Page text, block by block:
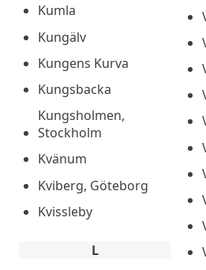
Kumla
Kungälv
Kungens Kurva
Kungsbacka
Kungsholmen,
Stockholm
Kvänum
Kviberg, Göteborg
Kvissleby
L